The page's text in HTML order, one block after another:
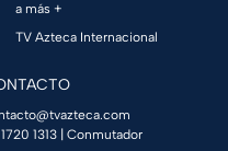
a más +
TV Azteca Internacional
1313 | Conmutador